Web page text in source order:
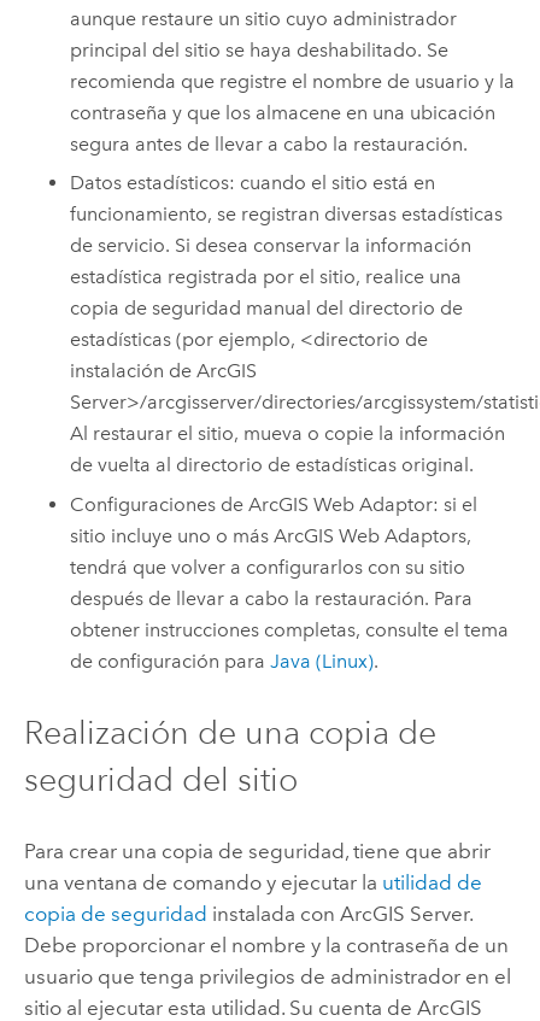
aunque restaure un sitio cuyo administrador
principal del sitio se haya deshabilitado. Se
recomienda que registre el nombre de usuario y la
contraseña y que los almacene en una ubicación
segura antes de llevar a cabo la restauración.
Datos estadísticos: cuando el sitio está en
funcionamiento, se registran diversas estadísticas
de servicio. Si desea conservar la información
estadística registrada por el sitio, realice una
copia de seguridad manual del directorio de
estadísticas (por ejemplo, <directorio de
instalación deArcGIS
Server>/arcgisserver/directories/arcgissystem/
Al restaurar el sitio, mueva o copie la información
de vuelta al directorio de estadísticas original.
Configuraciones de ArcGIS Web Adaptor: si el
sitio incluye uno o más ArcGIS Web Adaptors,
tendrá que volver a configurarlos con su sitio
después de llevar a cabo la restauración. Para
obtener instrucciones completas, consulte el tema
de configuración paraJava (Linux).
Realización de una copia de
seguridad del sitio
Para crear una copia de seguridad, tiene que abrir
una ventana de comando y ejecutar la utilidad de
copia de seguridad instalada con ArcGIS Server.
Debe proporcionar el nombre y la contraseña de un
usuario que tenga privilegios de administrador en el
sitio al ejecutar esta utilidad. Su cuenta de ArcGIS